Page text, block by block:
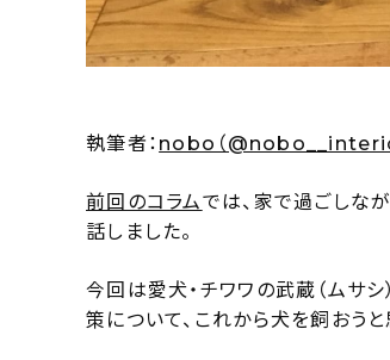
執筆者： nobo（
前回のコラムでは、家で過ごしな
話しました。
今回は愛犬・チワワの武蔵（ムサ
策について、これから犬を飼おう